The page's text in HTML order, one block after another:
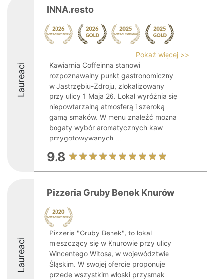
Laureaci
INNA.resto
Pokaż więcej >>
Kawiarnia Coffeinna stanowi
rozpoznawalny punkt gastronomiczny
w Jastrzębiu-Zdroju, zlokalizowany
przy ulicy 1 Maja 26. Lokal wyróżnia się
niepowtarzalną atmosferą i szeroką
gamą smaków. W menu znaleźć można
bogaty wybór aromatycznych kaw
przygotowywanych ...
9.8
Laureaci
Pizzeria Gruby Benek Knurów
Pizzeria "Gruby Benek", to lokal
mieszczący się w Knurowie przy ulicy
Wincentego Witosa, w województwie
Śląskim. W swojej ofercie proponuje
przede wszystkim włoski przysmak